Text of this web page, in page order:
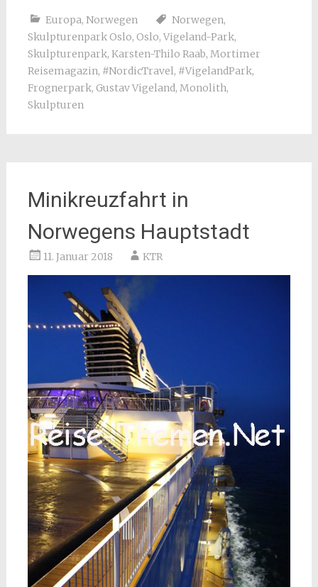
Europa, Norwegen Norwegen,
Skulpturenpark Oslo, Oslo, Vigeland-Park,
Skulpturenpark, Karsten-Thilo Raab, Mortimer
Reisemagazin, #NordicTravel, #VigelandPark,
Frognerpark, Gustav Vigeland, Monolith,
Skulpturen
Minikreuzfahrt in
Norwegens Hauptstadt
11. Januar 2018 KTR